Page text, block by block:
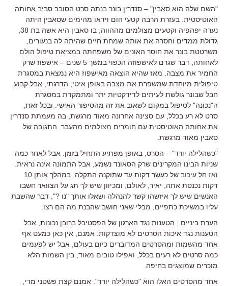
"השם שלה הוא סאבין" – סנדרין בונר בנתה סרט הסובב סביב אחותה
האוטיסטית. בעזרת הרבה קטעי הום וידאו מהימים שסאבין היתה
גדולת ממדים וחסרה את אותה שמחת חיים שהיתה לה בנעורים,
משרטטת בונר את חוסר האונים של משפחתה במציאת טיפול הולם
לאחותה, דבר שגרם לאישפוזה הכפוי במשך 5 שנים – אישפוז שרק
החמיר את מצבה. מאז שהיא הוצאה מאישפוז היא נמצאת במסגרת
טיפולית מיוחדת שמשפרת את מצבה באופן איטי, הדרגתי, אבל קבוע.
חבל שבונר גולשת לעיתים לדידקטיות יתר ומתמקדת במסגרת
ה"נכונה" לטיפול במקום לשאוב את זה מהסיפור האישי. ובכל זאת,
סרט לא רע בכלל, עם סצינה אחרונה מאוד מרגשת, בה מעמתת סנדרין
את אחותה האוטיסטית עם חומרים מצולמים מהעבר. התגובה של
סאבין מאוד מרגשת.
"כשהלילה יורד" – הסרט, באופן מפתיע התחיל בזמן. אבל לאחר כמה
שניות הבינו המקרינים שרק הסאונד נשמע, אבל התמונה אינה נראית.
ואז חל עיכוב של כעשר דקות עד שתוקנה התקלה. במהלך אותן 10
דקות נכנסת אתה, יאיר, לאולם, ומכיוון שיש לך תג על הצוואר חשבו
האנשים שיש לך איזשהו קשר להנהלה ושאלו אותך "נו ?", דבר שהשבת
עליו במשיכת כתפיים, מבלי שאני חושב שהבנת מה הם רצו.
הערת ביניים : הטענות נגד הארגון של הפסטיבל ברובן נכונות, אבל
הטענות נגד איכות הסרטים לא מוצדקות. אמנם, אין כאן כמעט אף
אחד מהשמות ומהסרטים המדוברים כיום בעולם, אבל יש לפעמים
כמה סרטים לא רעים בכלל, ואפילו טובים מאוד, בין השמות הלא
מוכרים שמוצגים בחיפה.
אחד מהסרטים האלו הוא "כשהלילה יורד". אמנם קצת פשטני מדי,